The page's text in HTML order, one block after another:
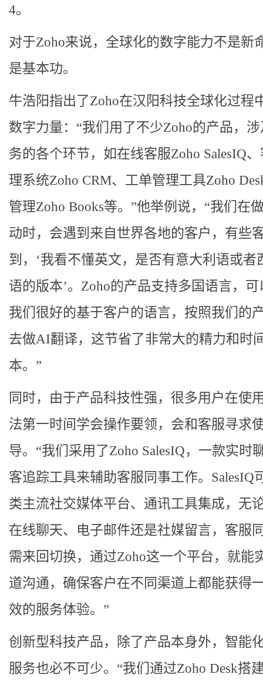
4。
对于Zoho来说，全球化的数字能力不是新
是基本功。
牛浩阳指出了Zoho在汉阳科技全球化过程
数字力量：“我们用了不少Zoho的产品，
务的各个环节，如在线客服Zoho SalesIQ
理系统Zoho CRM、工单管理工具Zoho
管理Zoho Books等。”他举例说，“我们在
动时，会遇到来自世界各地的客户，有些
到，‘我看不懂英文，是否有意大利语或者
语的版本’。Zoho的产品支持多国语言，可
我们很好的基于客户的语言，按照我们的
去做AI翻译，这节省了非常大的精力和时
本。”
同时，由于产品科技性强，很多用户在使
法第一时间学会操作要领，会和客服寻求
导。“我们采用了Zoho SalesIQ，一款实时
客追踪工具来辅助客服同事工作。SalesIQ
类主流社交媒体平台、通讯工具集成，无
在线聊天、电子邮件还是社媒留言，客服
需来回切换，通过Zoho这一个平台，就能
道沟通，确保客户在不同渠道上都能获得
效的服务体验。”
创新型科技产品，除了产品本身外，智能
服务也必不可少。“我们通过Zoho Desk搭